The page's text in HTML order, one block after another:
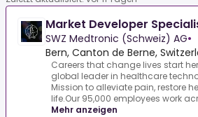
Market Developer
SWZ Medtronic (Schweiz) AG•
Bern, Canton de Berne,
Careers that change lives start
global leader in healthcare
Mission to alleviate pain, restore
life.Our 95,000 employees work
Mehr anzeigen